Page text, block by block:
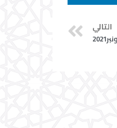
التالي